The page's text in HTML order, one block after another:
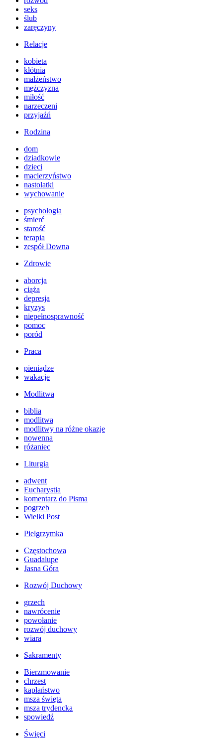
seks
ślub
zaręczyny
Relacje
kobieta
kłótnia
małżeństwo
mężczyzna
miłość
narzeczeni
przyjaźń
Rodzina
dom
dziadkowie
dzieci
macierzyństwo
nastolatki
wychowanie
psychologia
śmierć
starość
terapia
zespół Downa
Zdrowie
aborcja
ciąża
depresja
kryzys
niepełnosprawność
pomoc
poród
Praca
pieniądze
wakacje
Modlitwa
biblia
modlitwa
modlitwy na różne okazje
nowenna
różaniec
Liturgia
adwent
Eucharystia
komentarz do Pisma
pogrzeb
Wielki Post
Pielgrzymka
Częstochowa
Guadalupe
Jasna Góra
Rozwój Duchowy
grzech
nawrócenie
powołanie
rozwój duchowy
wiara
Sakramenty
Bierzmowanie
chrzest
kapłaństwo
msza święta
msza trydencka
spowiedź
Święci